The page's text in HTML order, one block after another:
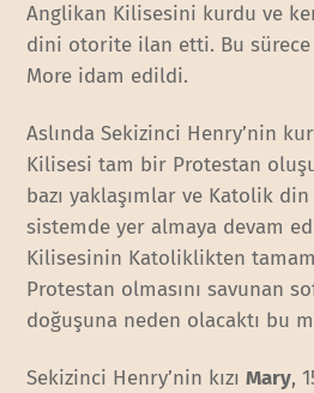
Anglikan Kilisesini kurdu ve
dini otorite ilan etti. Bu
More idam edildi.
Aslında Sekizinci Henry’nin
Kilisesi tam bir Protestan
bazı yaklaşımlar ve Katolik
sistemde yer almaya devam
Kilisesinin Katoliklikten
Protestan olmasını savunan
doğuşuna neden olacaktı bu
Sekizinci Henry’nin kızıMary,